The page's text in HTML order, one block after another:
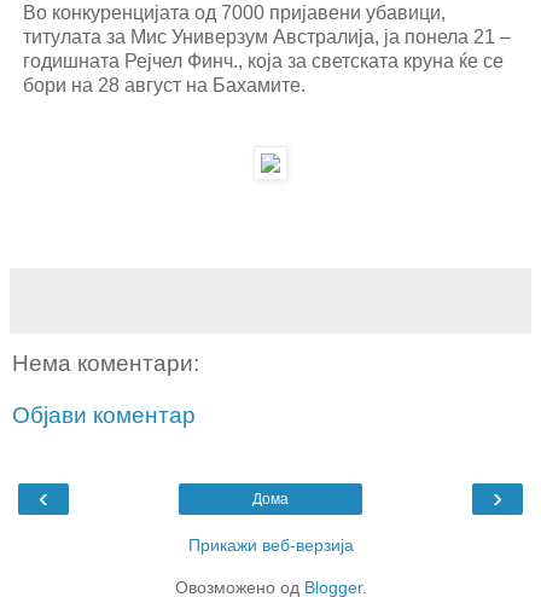
Во конкуренцијата од 7000 пријавени убавици,
титулата за Мис Универзум Австралија, ја понела 21 –
годишната Рејчел Финч., која за светската круна ќе се
бори на 28 август на Бахамите.
Нема коментари:
Објави коментар
‹ ›
Дома
Прикажи веб-верзија
Овозможено од Blogger.